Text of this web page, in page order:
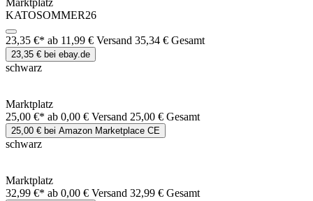
Marktplatz
KATOSOMMER26
23,35 €* ab 11,99 € Versand 35,34 € Gesamt
23,35 € bei ebay.de
schwarz
Marktplatz
25,00 €* ab 0,00 € Versand 25,00 € Gesamt
25,00 € bei Amazon Marketplace CE
schwarz
Marktplatz
32,99 €* ab 0,00 € Versand 32,99 € Gesamt